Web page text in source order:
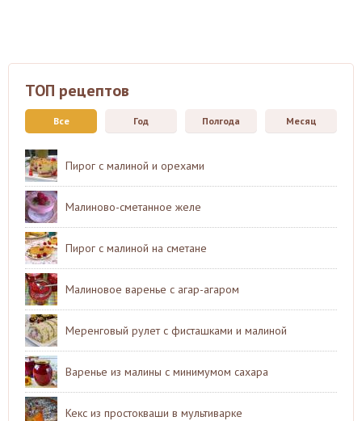
ТОП рецептов
Все Год Полгода Месяц
Пирог с малиной и орехами
Малиново-сметанное желе
Пирог с малиной на сметане
Малиновое варенье с агар-агаром
Меренговый рулет с фисташками и малиной
Варенье из малины с минимумом сахара
Кекс из простокваши в мультиварке